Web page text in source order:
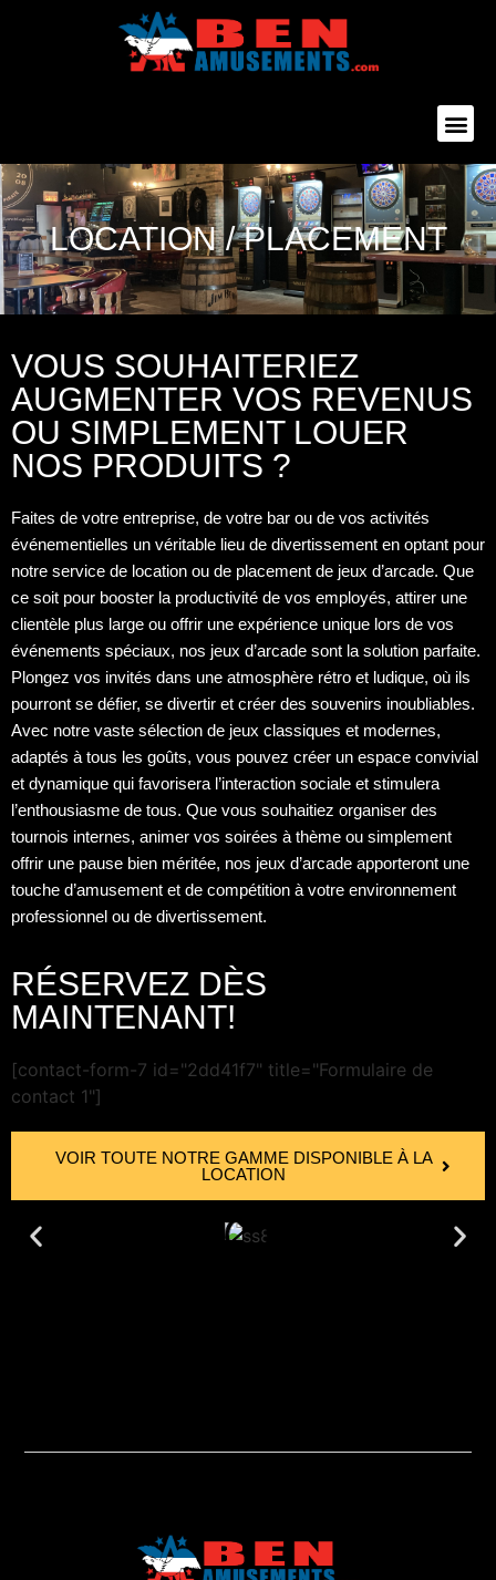
LOCATION / PLACEMENT
VOUS SOUHAITERIEZ
AUGMENTER VOS REVENUS
OU SIMPLEMENT LOUER
NOS PRODUITS ?
Faites de votre entreprise, de votre bar ou de vos activités
événementielles un véritable lieu de divertissement en optant pour
notre service de location ou de placement de jeux d’arcade. Que
ce soit pour booster la productivité de vos employés, attirer une
clientèle plus large ou offrir une expérience unique lors de vos
événements spéciaux, nos jeux d’arcade sont la solution parfaite.
Plongez vos invités dans une atmosphère rétro et ludique, où ils
pourront se défier, se divertir et créer des souvenirs inoubliables.
Avec notre vaste sélection de jeux classiques et modernes,
adaptés à tous les goûts, vous pouvez créer un espace convivial
et dynamique qui favorisera l’interaction sociale et stimulera
l’enthousiasme de tous. Que vous souhaitiez organiser des
tournois internes, animer vos soirées à thème ou simplement
offrir une pause bien méritée, nos jeux d’arcade apporteront une
touche d’amusement et de compétition à votre environnement
professionnel ou de divertissement.
RÉSERVEZ DÈS
MAINTENANT!
[contact-form-7 id="2dd41f7" title="Formulaire de
contact 1"]
VOIR TOUTE NOTRE GAMME DISPONIBLE À LA
LOCATION